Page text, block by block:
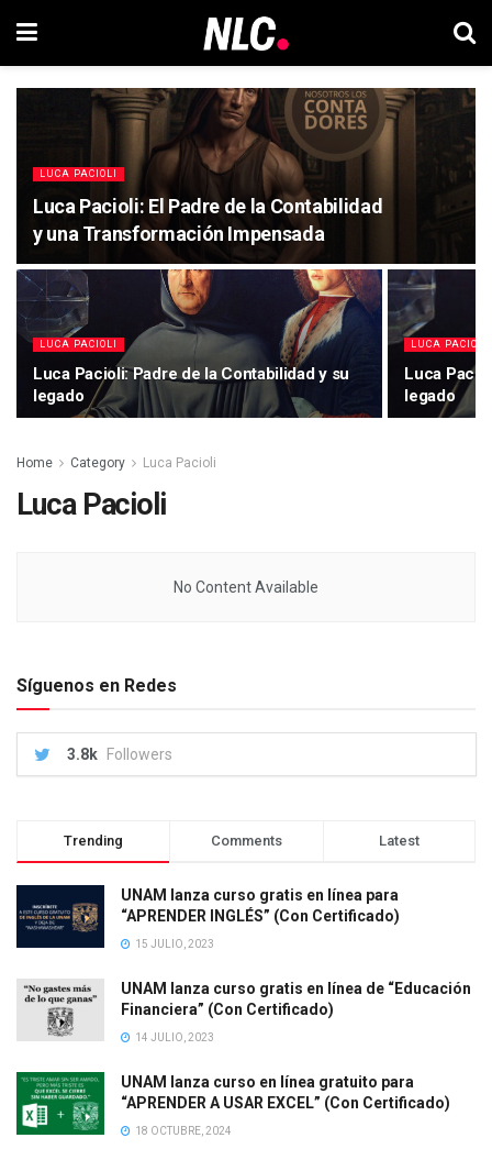
LUCA PACIOLI
Luca Pacioli: El Padre de la Contabilidad
y una Transformación Impensada
LUCA PACIOLI
Luca Pacioli: Padre de la Contabilidad y su
legado
LUCA PACIOLI
Luca
legado
Home Category Luca Pacioli
Luca Pacioli
No Content Available
Síguenos en Redes
3.8k Followers
Trending Comments Latest
UNAM lanza curso gratis en línea para
“APRENDER INGLÉS” (Con Certificado)
15 JULIO, 2023
UNAM lanza curso gratis en línea de “Educación
Financiera” (Con Certificado)
14 JULIO, 2023
UNAM lanza curso en línea gratuito para
“APRENDER A USAR EXCEL” (Con Certificado)
18 OCTUBRE, 2024